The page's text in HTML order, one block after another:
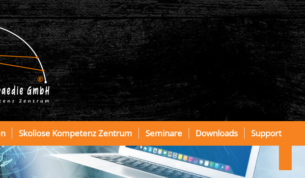
Skoliose Kompetenz Zentrum Seminare Downloads Support